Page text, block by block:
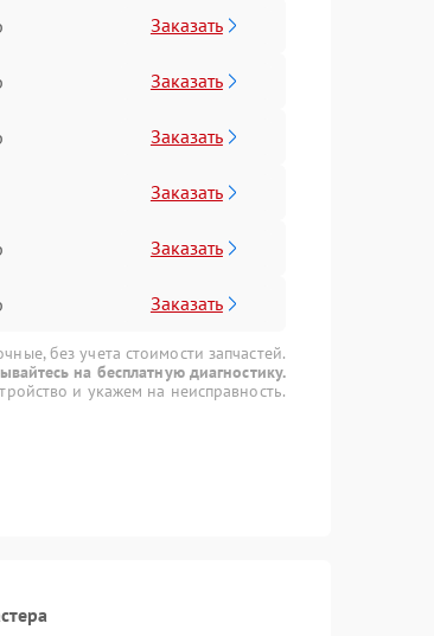
Заказать
Заказать
Заказать
Заказать
Заказать
Заказать
без учета стоимости запчастей.
на бесплатную диагностику.
и укажем на неисправность.